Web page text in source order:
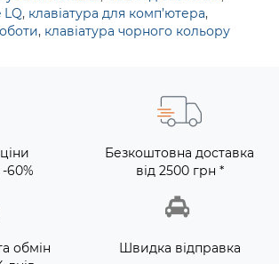
LQ, клавіатура для комп’ютера,
, клавіатура чорного кольору
60%
Безкоштовна доставка
від 2500 грн *
обмін
Швидка відправка